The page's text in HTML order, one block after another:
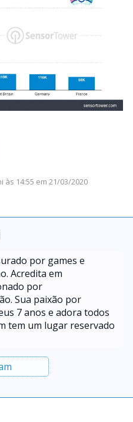
às 14:55 em 21/03/2020
por games e
Acredita em
por
Sua paixão por
7 anos e adora todos
tem um lugar reservado